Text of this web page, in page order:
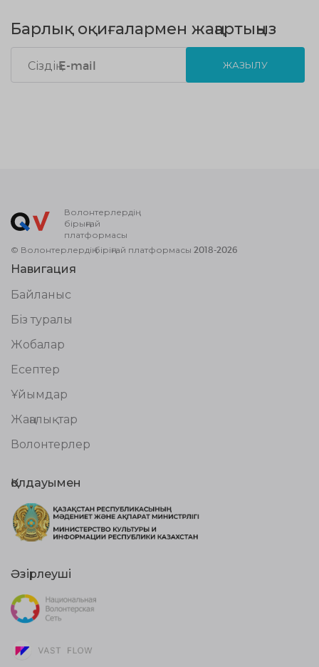
Барлық оқиғалармен жаңартыңыз
ЖАЗЫЛУ
Волонтерлердің
бірыңғай
платформасы
© Волонтерлердің біріңғай платформасы 2018-2026
Навигация
Байланыс
Біз туралы
Жобалар
Есептер
Ұйымдар
Жаңалықтар
Волонтерлер
Қолдауымен
Әзірлеуші